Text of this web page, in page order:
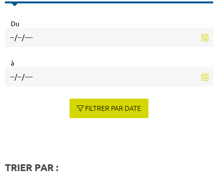
Du
à
FILTRER PAR DATE
TRIER PAR :